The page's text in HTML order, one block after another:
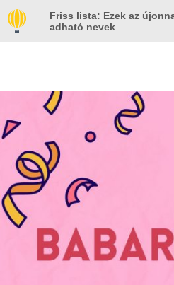
Friss lista: Ezek az
adható nevek